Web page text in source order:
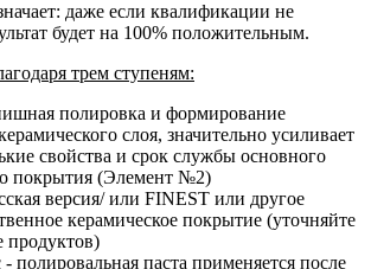
даже если квалификации не
будет на 100% положительным.
трем ступеням:
полировка и формирование
слоя, значительно усиливает
свойства и срок службы основного
покрытия (Элемент №2)
версия/ или FINEST или другое
керамическое покрытие (уточняйте
продуктов)
полировальная паста применяется после